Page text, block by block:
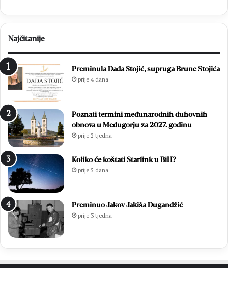
Najčitanije
Preminula Dada Stojić, supruga Brune Stojića
prije 4 dana
Poznati termini međunarodnih duhovnih
obnova u Međugorju za 2027. godinu
prije 2 tjedna
Koliko će koštati Starlink u BiH?
prije 5 dana
Preminuo Jakov Jakiša Dugandžić
prije 3 tjedna